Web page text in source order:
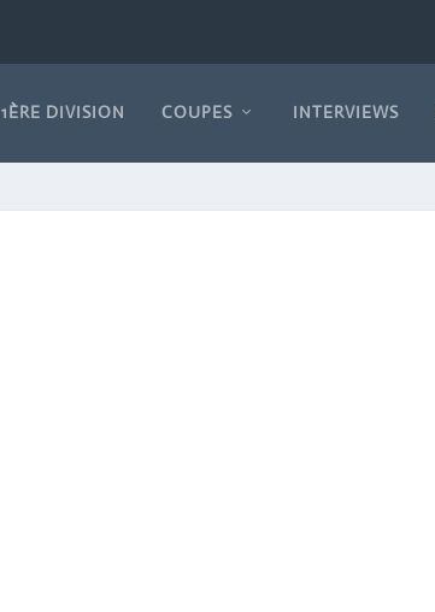
1ÈRE DIVISION COUPES INTERVIEWS